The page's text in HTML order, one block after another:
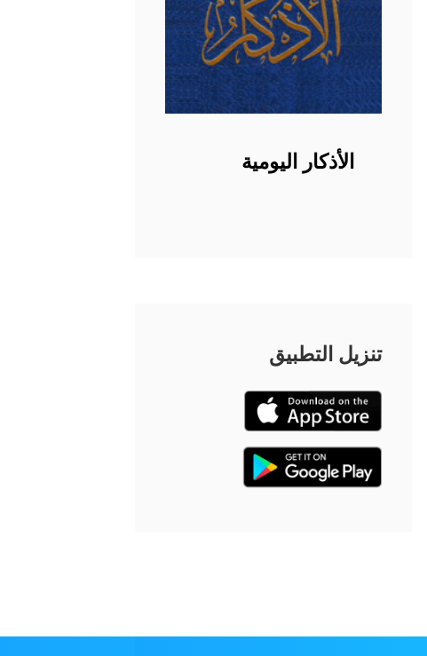
الأذكار اليومية
تنزيل التطبيق